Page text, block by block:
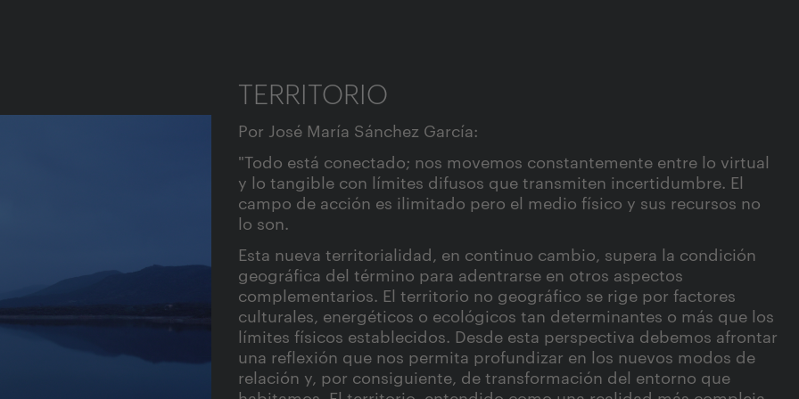
TERRITORIO
Por José María Sánchez García:
"Todo está conectado; nos movemos constantemente entre lo virtual
y lo tangible con límites difusos que transmiten incertidumbre. El
campo de acción es ilimitado pero el medio físico y sus recursos no
lo son.
Esta nueva territorialidad, en continuo cambio, supera la condición
geográfica del término para adentrarse en otros aspectos
complementarios. El territorio no geográfico se rige por factores
culturales, energéticos o ecológicos tan determinantes o más que los
límites físicos establecidos. Desde esta perspectiva debemos afrontar
una reflexión que nos permita profundizar en los nuevos modos de
relación y, por consiguiente, de transformación del entorno que